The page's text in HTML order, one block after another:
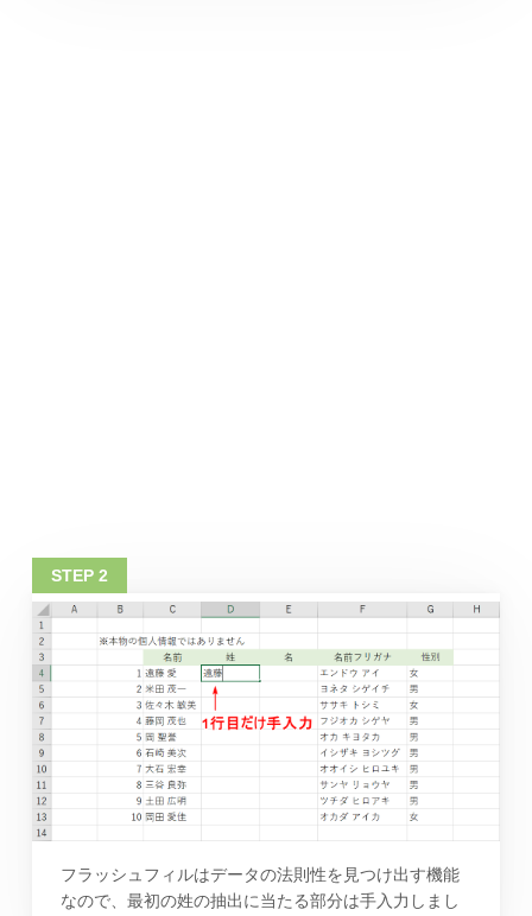
フラッシュフィルはデータの法則性を見つけ出す機能
なので、最初の姓の抽出に当たる部分は手入力しまし